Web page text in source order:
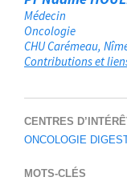
Médecin
Oncologie
CHU Carémeau
Contributions et
CENTRES
ONCOLOGIE
MOTS-CLÉS